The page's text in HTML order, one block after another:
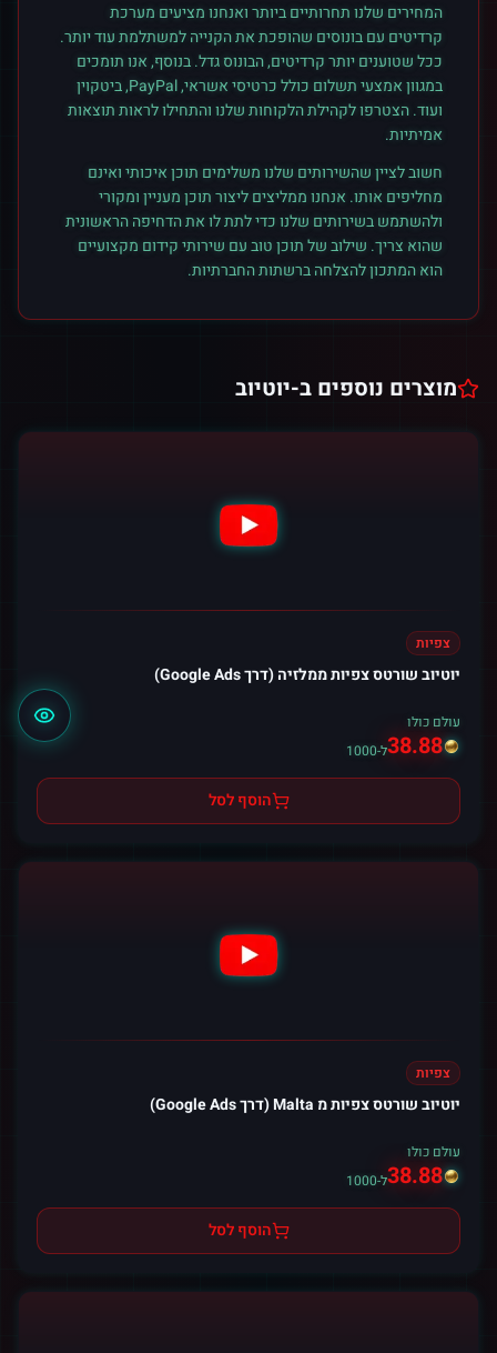
המחירים שלנו תחרותיים ביותר ואנחנו מציעים מערכת
קרדיטים עם בונוסים שהופכת את הקנייה למשתלמת עוד יותר.
ככל שטוענים יותר קרדיטים, הבונוס גדל. בנוסף, אנו תומכים
במגוון אמצעי תשלום כולל כרטיסי אשראי, PayPal, ביטקוין
ועוד. הצטרפו לקהילת הלקוחות שלנו והתחילו לראות תוצאות
אמיתיות.
חשוב לציין שהשירותים שלנו משלימים תוכן איכותי ואינם
מחליפים אותו. אנחנו ממליצים ליצור תוכן מעניין ומקורי
ולהשתמש בשירותים שלנו כדי לתת לו את הדחיפה הראשונית
שהוא צריך. שילוב של תוכן טוב עם שירותי קידום מקצועיים
הוא המתכון להצלחה ברשתות החברתיות.
מוצרים נוספים ב-יוטיוב
צפיות
יוטיוב שורטס צפיות ממלזיה (דרך Google Ads)
עולם כולו
38.88ל-1000
הוסף לסל
צפיות
יוטיוב שורטס צפיות מ Malta (דרך Google Ads)
עולם כולו
38.88ל-1000
הוסף לסל